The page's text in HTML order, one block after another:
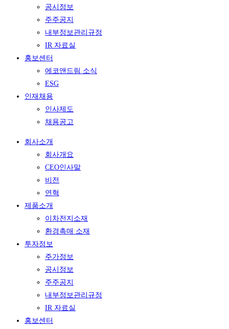
공시정보
주주공지
내부정보관리규정
IR 자료실
홍보센터
에코앤드림 소식
ESG
인재채용
인사제도
채용공고
회사소개
회사개요
CEO인사말
비전
연혁
제품소개
이차전지소재
환경촉매 소재
투자정보
주가정보
공시정보
주주공지
내부정보관리규정
IR 자료실
홍보센터